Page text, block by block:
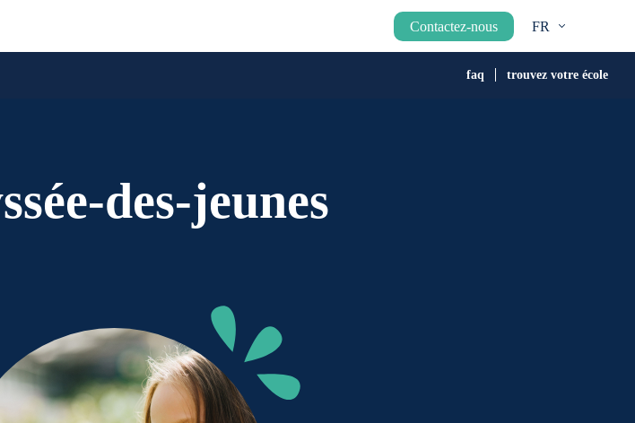
Contactez-nous FR
faq trouvez votre école
des-jeunes